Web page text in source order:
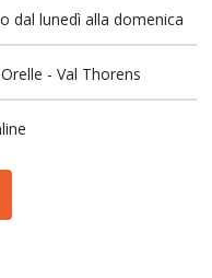
dal lunedì alla domenica
- Val Thorens